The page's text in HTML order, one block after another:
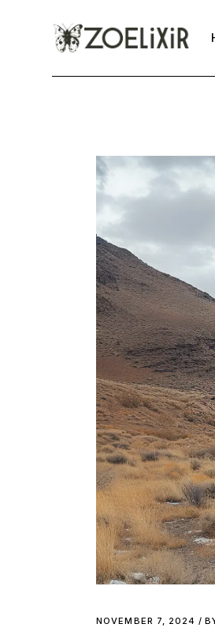
NOVEMBER 7, 2024